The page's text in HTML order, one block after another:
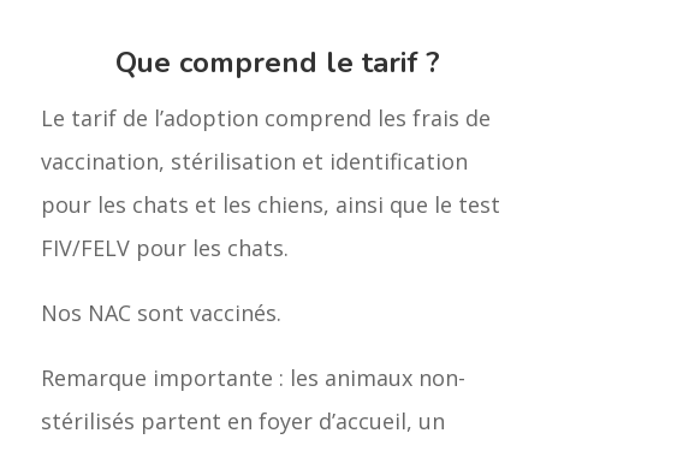
Que comprend le tarif ?
Le tarif de l’adoption comprend les frais de
vaccination, stérilisation et identification
pour les chats et les chiens, ainsi que le test
FIV/FELV pour les chats.
Nos NAC sont vaccinés.
Remarque importante : les animaux non-
stérilisés partent en foyer d’accueil, un